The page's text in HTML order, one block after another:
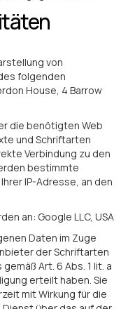
von
folgenden
House, 4 Barrow
die benötigten Web
und Schriftarten
Verbindung zu den
bestimmte
IP-Adresse, an den
an: Google LLC, USA
Daten im Zuge
der Schriftarten
Art. 6 Abs. 1 lit. a
erteilt haben. Sie
mit Wirkung für die